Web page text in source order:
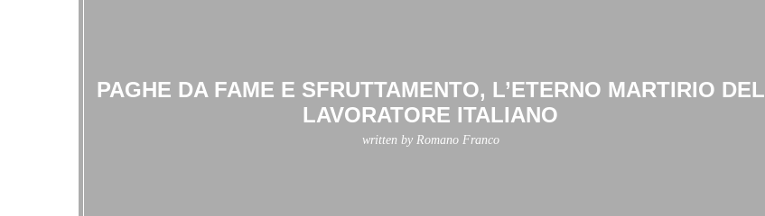
PAGHE DA FAME E SFRUTTAMENTO, L’ETERNO MARTIRIO DEL
LAVORATORE ITALIANO
written by Romano Franco